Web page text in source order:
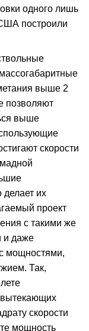
одного лишь
построили
выше 2
позволяют
выше
скорости
делает их
проект
с такими же
и даже
мощностями,
Так,
вытекающих
скорости
мощность